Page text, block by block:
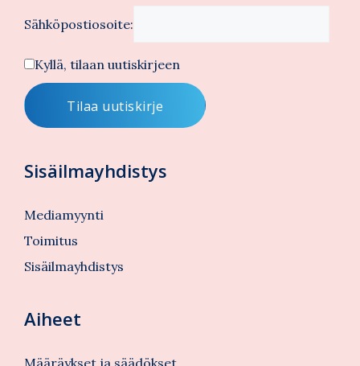
Sähköpostiosoite:
Kyllä, tilaan uutiskirjeen
Sisäilmayhdistys
Mediamyynti
Toimitus
Sisäilmayhdistys
Aiheet